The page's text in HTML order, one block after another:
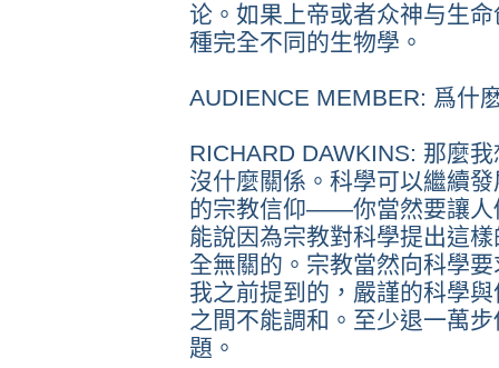
论。如果上帝或者众神与生
種完全不同的生物學。
AUDIENCE MEMBER: 爲什
RICHARD DAWKINS: 那麼
沒什麼關係。科學可以繼續
的宗教信仰——你當然要讓人
能說因為宗教對科學提出這
全無關的。宗教當然向科學
我之前提到的，嚴謹的科學
之間不能調和。至少退一萬
題。